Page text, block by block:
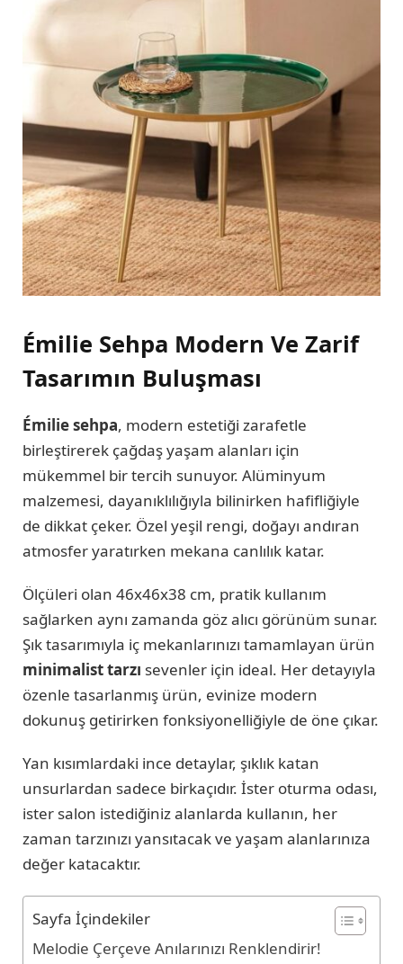
Émilie Sehpa Modern Ve Zarif
Tasarımın Buluşması
Émilie sehpa, modern estetiği zarafetle
birleştirerek çağdaş yaşam alanları için
mükemmel bir tercih sunuyor. Alüminyum
malzemesi, dayanıklılığıyla bilinirken hafifliğiyle
de dikkat çeker. Özel yeşil rengi, doğayı andıran
atmosfer yaratırken mekana canlılık katar.
Ölçüleri olan 46x46x38 cm, pratik kullanım
sağlarken aynı zamanda göz alıcı görünüm sunar.
Şık tasarımıyla iç mekanlarınızı tamamlayan ürün
minimalist tarzı sevenler için ideal. Her detayıyla
özenle tasarlanmış ürün, evinize modern
dokunuş getirirken fonksiyonelliğiyle de öne çıkar.
Yan kısımlardaki ince detaylar, şıklık katan
unsurlardan sadece birkaçıdır. İster oturma odası,
ister salon istediğiniz alanlarda kullanın, her
zaman tarzınızı yansıtacak ve yaşam alanlarınıza
değer katacaktır.
Sayfa İçindekiler
Melodie Çerçeve Anılarınızı Renklendirir!